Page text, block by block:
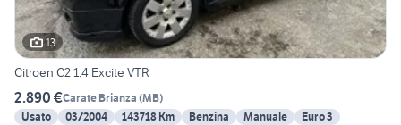
13
Citroen C2 1.4 Excite VTR
2.890 €Carate Brianza (MB)
Usato
03/2004 143718 Km Benzina Manuale
Euro 3